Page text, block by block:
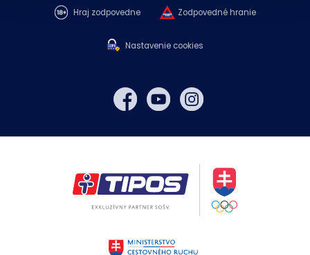
Hraj zodpovedne Zodpovedné hranie
Nastavenie cookies